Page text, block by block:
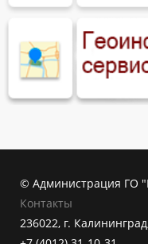
© Администрация ГО
Контакты
236022, г.